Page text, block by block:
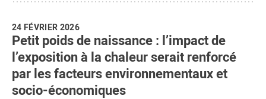
24 FÉVRIER 2026
Petit poids de naissance : l’impact de
l’exposition à la chaleur serait renforcé
par les facteurs environnementaux et
socio-économiques